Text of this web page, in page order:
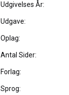
Udgivelses År:
Udgave:
Oplag:
Antal Sider:
Forlag:
Sprog: